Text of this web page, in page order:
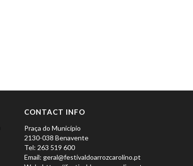
CONTACT INFO
Praça do Município
2130-038 Benavente
Tel: 263 519 600
Email: geral@festivaldoarrozcarolino.pt